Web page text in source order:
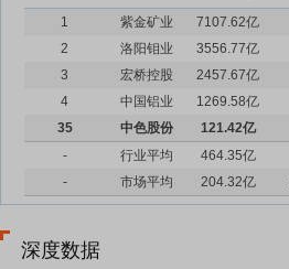
1
紫金矿业 7107.62亿
2
洛阳钼业 3556.77亿
3
宏桥控股 2457.67亿
4
中国铝业 1269.58亿
35
中色股份 121.42亿
-
行业平均 464.35亿
-
市场平均 204.32亿
深度数据